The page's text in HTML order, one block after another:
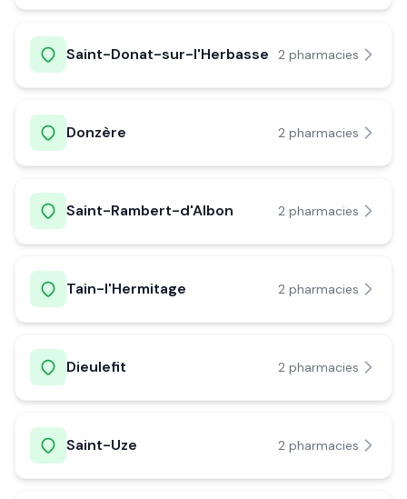
Saint-Donat-sur-l'Herbasse 2 pharmacies
Donzère 2 pharmacies
Saint-Rambert-d'Albon 2 pharmacies
Tain-l'Hermitage 2 pharmacies
Dieulefit 2 pharmacies
Saint-Uze 2 pharmacies